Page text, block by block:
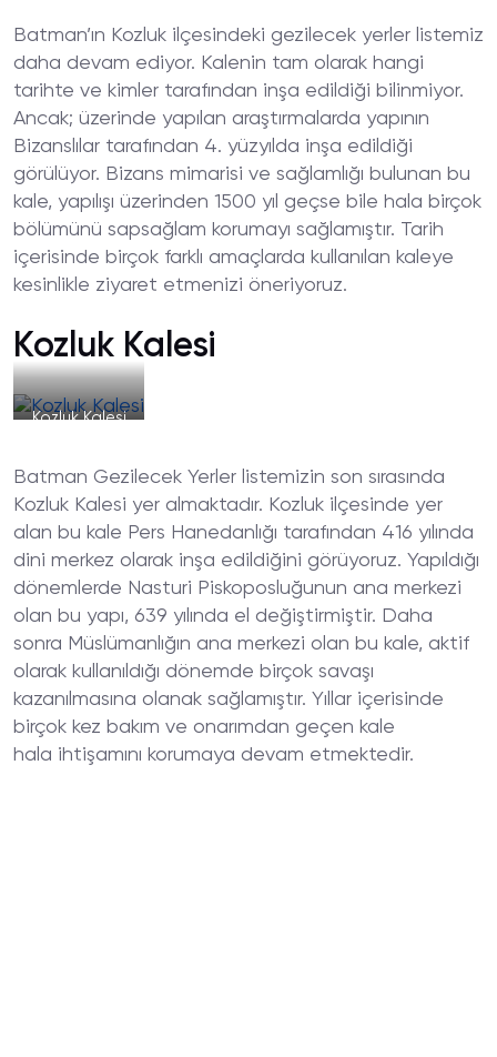
Batman’ın Kozluk ilçesindeki gezilecek yerler listemiz
daha devam ediyor. Kalenin tam olarak hangi
tarihte ve kimler tarafından inşa edildiği bilinmiyor.
Ancak; üzerinde yapılan araştırmalarda yapının
Bizanslılar tarafından 4. yüzyılda inşa edildiği
görülüyor. Bizans mimarisi ve sağlamlığı bulunan bu
kale, yapılışı üzerinden 1500 yıl geçse bile hala birçok
bölümünü sapsağlam korumayı sağlamıştır. Tarih
içerisinde birçok farklı amaçlarda kullanılan kaleye
kesinlikle ziyaret etmenizi öneriyoruz.
Kozluk Kalesi
Kozluk Kalesi
Batman Gezilecek Yerler listemizin son sırasında
Kozluk Kalesi yer almaktadır. Kozluk ilçesinde yer
alan bu kale Pers Hanedanlığı tarafından 416 yılında
dini merkez olarak inşa edildiğini görüyoruz. Yapıldığı
dönemlerde Nasturi Piskoposluğunun ana merkezi
olan bu yapı, 639 yılında el değiştirmiştir. Daha
sonra Müslümanlığın ana merkezi olan bu kale, aktif
olarak kullanıldığı dönemde birçok savaşı
kazanılmasına olanak sağlamıştır. Yıllar içerisinde
birçok kez bakım ve onarımdan geçen kale
hala ihtişamını korumaya devam etmektedir.